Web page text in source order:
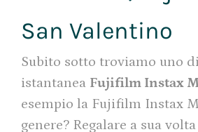
San Valentino
Subito sotto troviamo uno
istantanea Fujifilm Instax
esempio la Fujifilm Instax
genere? Regalare a sua